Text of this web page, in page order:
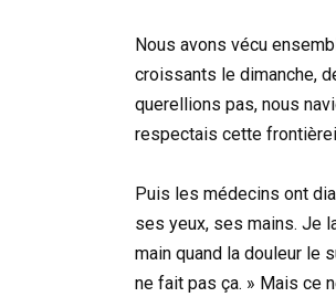
Nous avons vécu
croissants le dimanche,
querellions pas, nous
respectais cette
Puis les médecins ont
ses yeux, ses mains. Je
main quand la douleur le
ne fait pas ça. » Mais ce